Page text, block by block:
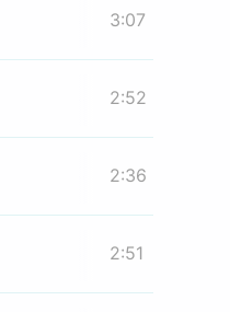
3:07
2:52
2:36
2:51